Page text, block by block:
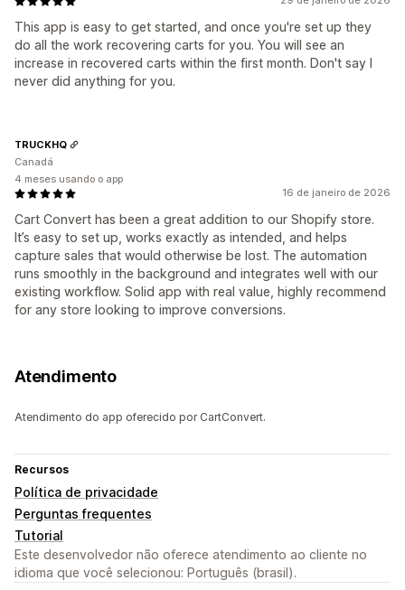
This app is easy to get started, and once you're set up they
do all the work recovering carts for you. You will see an
increase in recovered carts within the first month. Don't say I
never did anything for you.
16 de janeiro de 2026
Cart Convert has been a great addition to our Shopify store.
It’s easy to set up, works exactly as intended, and helps
capture sales that would otherwise be lost. The automation
runs smoothly in the background and integrates well with our
existing workflow. Solid app with real value, highly recommend
for any store looking to improve conversions.
TRUCKHQ
Canadá
4 meses usando o app
Atendimento
Atendimento do app oferecido por CartConvert.
Recursos
Política de privacidade
Perguntas frequentes
Tutorial
Este desenvolvedor não oferece atendimento ao cliente no
idioma que você selecionou: Português (brasil).